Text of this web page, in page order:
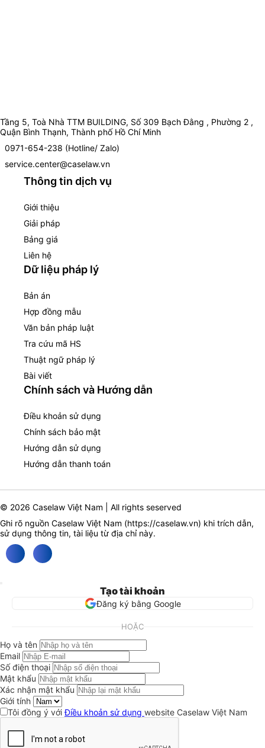
Tầng 5, Toà Nhà TTM BUILDING, Số 309 Bạch Đằng , Phường 2 ,
Quận Bình Thạnh, Thành phố Hồ Chí Minh
0971-654-238 (Hotline/ Zalo)
service.center@caselaw.vn
Thông tin dịch vụ
Giới thiệu
Giải pháp
Bảng giá
Liên hệ
Dữ liệu pháp lý
Bản án
Hợp đồng mẫu
Văn bản pháp luật
Tra cứu mã HS
Thuật ngữ pháp lý
Bài viết
Chính sách và Hướng dẫn
Điều khoản sử dụng
Chính sách bảo mật
Hướng dẫn sử dụng
Hướng dẫn thanh toán
© 2026 Caselaw Việt Nam | All rights seserved
Ghi rõ nguồn Caselaw Việt Nam (https://caselaw.vn) khi trích dẫn,
sử dụng thông tin, tài liệu từ địa chỉ này.
Tạo tài khoản
Đăng ký bằng Google
HOẶC
Họ và tên
Email
Số điện thoại
Mật khẩu
Xác nhận mật khẩu
Giới tính
Tôi đồng ý vớiĐiều khoản sử dụng website Caselaw Việt Nam